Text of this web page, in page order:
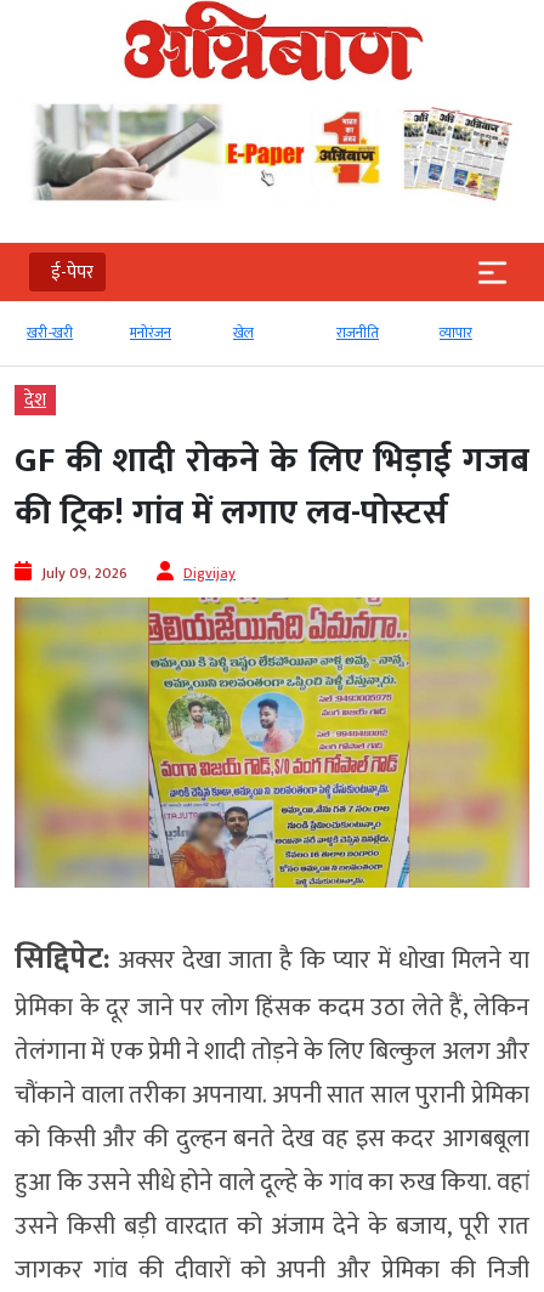
ई-पेपर
खरी मनोरंजन राजनीति
देश
GF की शादी रोकने के लिए भिड़ाई गजब
की ट्रिक! गांव में लगाए लव-पोस्टर्स
July 09, 2026 Digvijay
सिद्दिपेट: अक्सर देखा जाता है कि प्यार में धोखा मिलने या
प्रेमिका के दूर जाने पर लोग हिंसक कदम उठा लेते हैं, लेकिन
तेलंगाना में एक प्रेमी ने शादी तोड़ने के लिए बिल्कुल अलग और
चौंकाने वाला तरीका अपनाया. अपनी सात साल पुरानी प्रेमिका
को किसी और की दुल्हन बनते देख वह इस कदर आगबबूला
हुआ कि उसने सीधे होने वाले दूल्हे के गांव का रुख किया. वहां
उसने किसी बड़ी वारदात को अंजाम देने के बजाय, पूरी रात
जागकर गांव की दीवारों को अपनी और प्रेमिका की निजी